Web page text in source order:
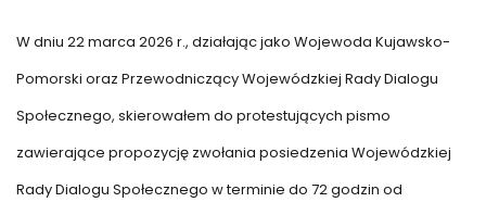
W dniu 22 marca 2026 r., działając jako Wojewoda Kujawsko-
Pomorski oraz Przewodniczący Wojewódzkiej Rady Dialogu
Społecznego, skierowałem do protestujących pismo
zawierające propozycję zwołania posiedzenia Wojewódzkiej
Rady Dialogu Społecznego w terminie do 72 godzin od